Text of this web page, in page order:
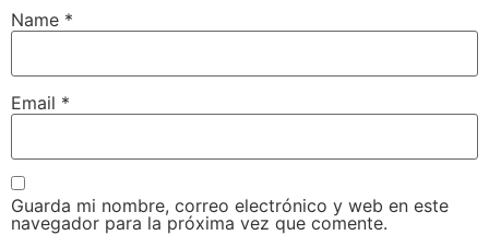
Name *
Email *
Guarda mi nombre, correo electrónico y web en este
navegador para la próxima vez que comente.